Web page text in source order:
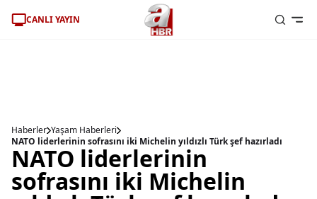
CANLI YAYIN
Haberler Yaşam Haberleri
NATO liderlerinin sofrasını iki Michelin yıldızlı Türk şef hazırladı
NATO liderlerinin
sofrasını iki Michelin